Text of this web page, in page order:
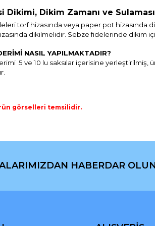
Dikimi, Dikim Zamanı ve Sulaması
torf hizasında veya paper pot hizasında
dikilmelidir. Sebze fidelerinde dikim
NASIL YAPILMAKTADIR?
5 ve 10 lu saksılar içerisine yerleştirilmiş,
görselleri temsilidir.
için teşekkür ederiz.
kalitesiz, bozuk veya görüntülenemiyor.
HABERDAR